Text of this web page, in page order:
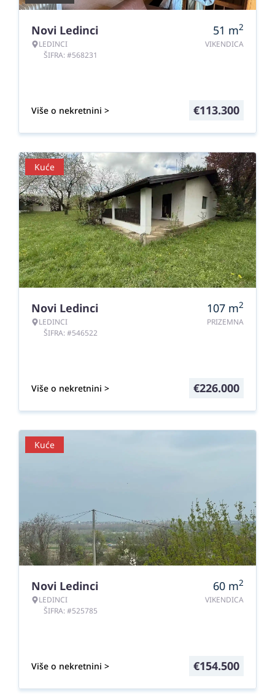
Novi Ledinci
LEDINCI
ŠIFRA: #568231
51 m2
VIKENDICA
Više o nekretnini > €113.300
Kuće
Novi Ledinci
LEDINCI
ŠIFRA: #546522
107 m2
PRIZEMNA
Više o nekretnini > €226.000
Kuće
Novi Ledinci
LEDINCI
ŠIFRA: #525785
60 m2
VIKENDICA
Više o nekretnini > €154.500